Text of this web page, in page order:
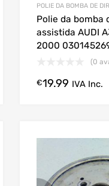
Comprar Agora!
POLIE DA BOMBA DE
Polie da bomba
assistida AUDI
2000
(0
€19.99 IVA Inc.